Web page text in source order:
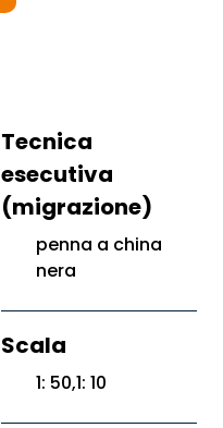
Tecnica
esecutiva
(migrazione)
penna a china
nera
Scala
1: 50,1: 10